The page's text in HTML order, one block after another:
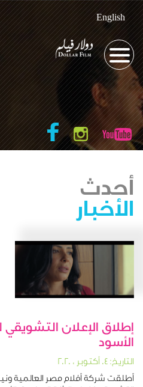
English
أحدث
إطلاق الإعلان
الأسود
التاريخ: ٠٤ أكتوبر ، ٢٠٢٠
أطلقت شركة أفلام مصر العالمية